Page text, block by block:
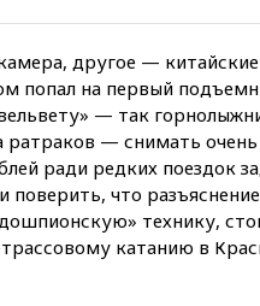
другое — китайские
попал на первый
— так
ратраков — снимать
ради редких поездок
поверить, что
технику,
катанию в